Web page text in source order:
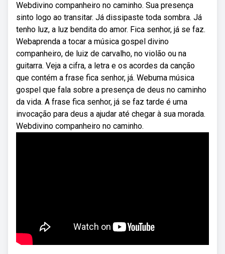
Webdivino companheiro no caminho. Sua presença
sinto logo ao transitar. Já dissipaste toda sombra. Já
tenho luz, a luz bendita do amor. Fica senhor, já se faz.
Webaprenda a tocar a música gospel divino
companheiro, de luiz de carvalho, no violão ou na
guitarra. Veja a cifra, a letra e os acordes da canção
que contém a frase fica senhor, já. Webuma música
gospel que fala sobre a presença de deus no caminho
da vida. A frase fica senhor, já se faz tarde é uma
invocação para deus a ajudar até chegar à sua morada.
Webdivino companheiro no caminho.